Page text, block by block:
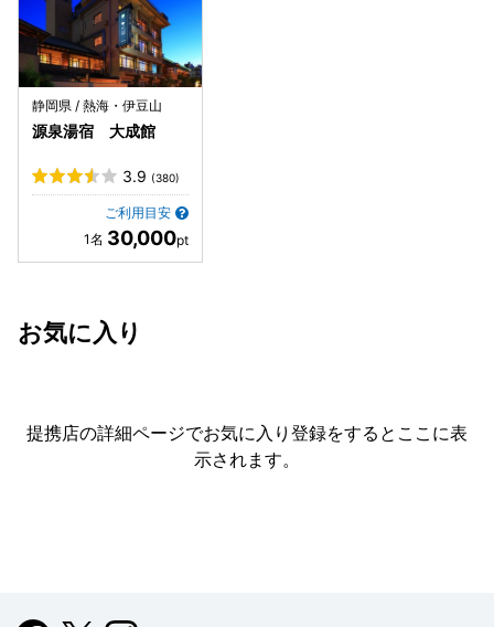
静岡県 / 熱海・伊豆山
源泉湯宿 大成館
3.9 (380)
ご利用目安
30,000
お気に入り
提携店の詳細ページでお気に入り登録をすると ここに表
示されます。